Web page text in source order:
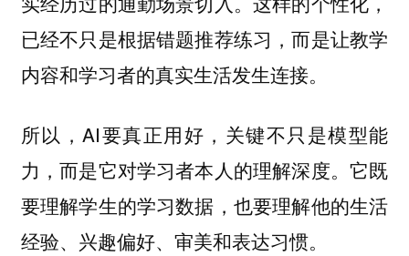
已经不只是根据错题推荐练习，而是让教学
内容和学习者的真实生活发生连接。
所以，AI要真正用好，关键不只是模型能
力，而是它对学习者本人的理解深度。它既
要理解学生的学习数据，也要理解他的生活
经验、兴趣偏好、审美和表达习惯。